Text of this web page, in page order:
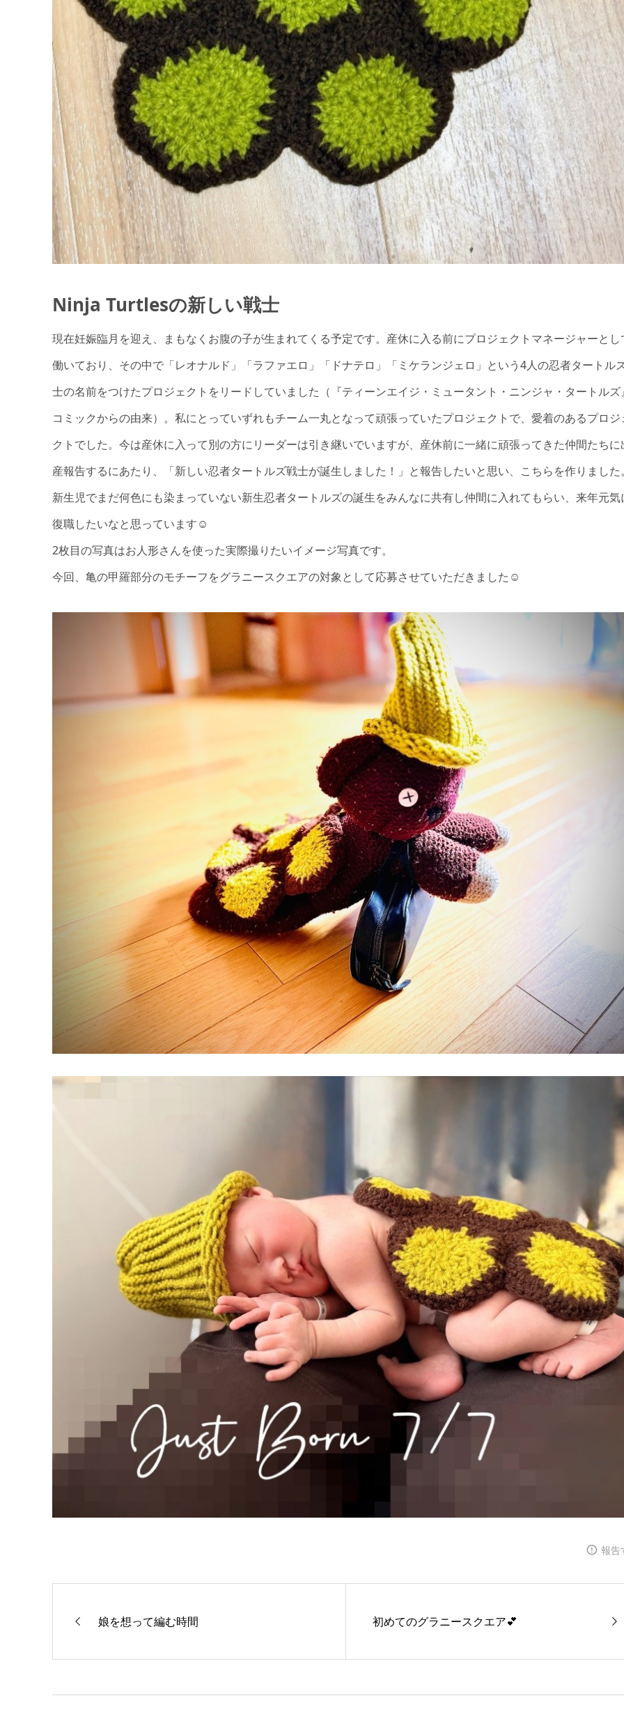
Ninja Turtlesの新しい戦士
現在妊娠臨月を迎え、まもなくお腹の子が生まれてくる予定です。産休に入る前にプロジェクトマネージャーとし
働いており、その中で「レオナルド」「ラファエロ」「ドナテロ」「ミケランジェロ」という4人の忍者タートル
士の名前をつけたプロジェクトをリードしていました（『ティーンエイジ・ミュータント・ニンジャ・タートルズ
コミックからの由来）。私にとっていずれもチーム一丸となって頑張っていたプロジェクトで、愛着のあるプロジ
クトでした。今は産休に入って別の方にリーダーは引き継いでいますが、産休前に一緒に頑張ってきた仲間たちに
産報告するにあたり、「新しい忍者タートルズ戦士が誕生しました！」と報告したいと思い、こちらを作りました
新生児でまだ何色にも染まっていない新生忍者タートルズの誕生をみんなに共有し仲間に入れてもらい、来年元気
復職したいなと思っています☺️
2枚目の写真はお人形さんを使った実際撮りたいイメージ写真です。
今回、亀の甲羅部分のモチーフをグラニースクエアの対象として応募させていただきました☺️
報告
娘を想って編む時間 初めてのグラニースクエア💕